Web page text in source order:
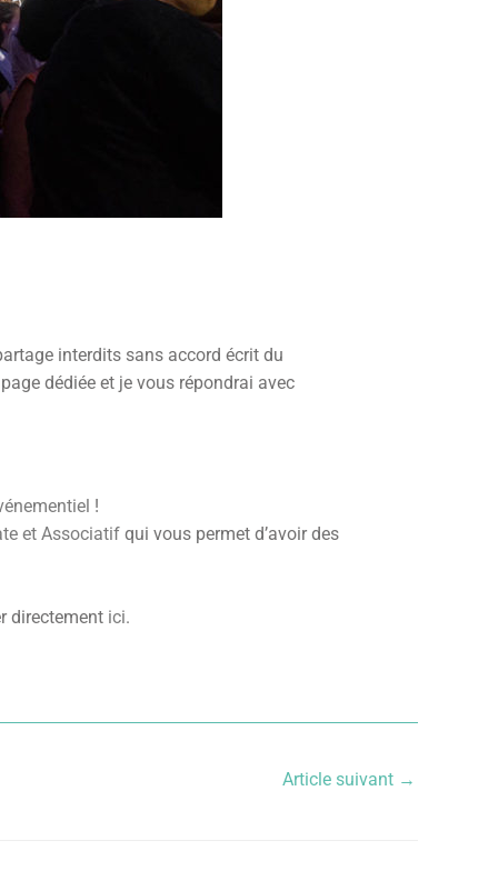
interdits sans accord écrit du
dédiée et je vous répondrai avec
!
et Associatif qui vous permet d’avoir des
directement ici.
Article suivant →